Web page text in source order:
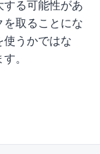
る可能性があ
取ることにな
うかではな
。